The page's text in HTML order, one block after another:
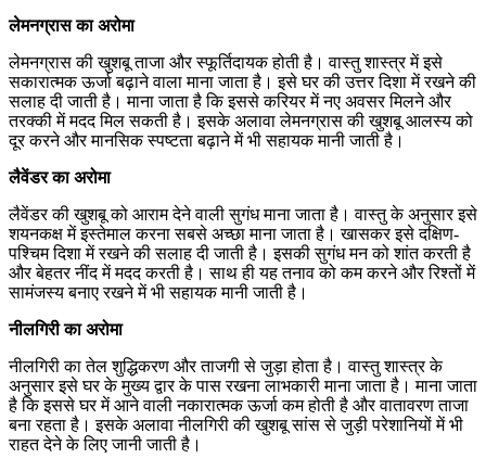
लेमनग्रास का अरोमा
लेमनग्रास की खुशबू ताजा और स्फूर्तिदायक होती है। वास्तु शास्त्र में इसे
सकारात्मक ऊर्जा बढ़ाने वाला माना जाता है। इसे घर की उत्तर दिशा में रखने की
सलाह दी जाती है। माना जाता है कि इससे करियर में नए अवसर मिलने और
तरक्की में मदद मिल सकती है। इसके अलावा लेमनग्रास की खुशबू आलस्य को
दूर करने और मानसिक स्पष्टता बढ़ाने में भी सहायक मानी जाती है।
लैवेंडर का अरोमा
लैवेंडर की खुशबू को आराम देने वाली सुगंध माना जाता है। वास्तु के अनुसार इसे
शयनकक्ष में इस्तेमाल करना सबसे अच्छा माना जाता है। खासकर इसे दक्षिण-
पश्चिम दिशा में रखने की सलाह दी जाती है। इसकी सुगंध मन को शांत करती है
और बेहतर नींद में मदद करती है। साथ ही यह तनाव को कम करने और रिश्तों में
सामंजस्य बनाए रखने में भी सहायक मानी जाती है।
नीलगिरी का अरोमा
नीलगिरी का तेल शुद्धिकरण और ताजगी से जुड़ा होता है। वास्तु शास्त्र के
अनुसार इसे घर के मुख्य द्वार के पास रखना लाभकारी माना जाता है। माना जाता
है कि इससे घर में आने वाली नकारात्मक ऊर्जा कम होती है और वातावरण ताजा
बना रहता है। इसके अलावा नीलगिरी की खुशबू सांस से जुड़ी परेशानियों में भी
राहत देने के लिए जानी जाती है।